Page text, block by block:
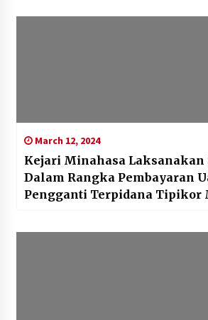
March 12, 2024
Kejari Minahasa Laksanakan
Dalam Rangka Pembayaran
Pengganti Terpidana Tipikor